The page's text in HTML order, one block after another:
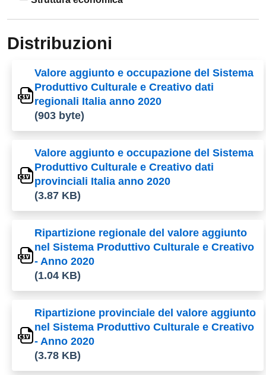
Distribuzioni
Valore aggiunto e occupazione del Sistema
Produttivo Culturale e Creativo dati
regionali Italia anno 2020
(903 byte)
Valore aggiunto e occupazione del Sistema
Produttivo Culturale e Creativo dati
provinciali Italia anno 2020
(3.87 KB)
Ripartizione regionale del valore aggiunto
nel Sistema Produttivo Culturale e Creativo
- Anno 2020
(1.04 KB)
Ripartizione provinciale del valore aggiunto
nel Sistema Produttivo Culturale e Creativo
- Anno 2020
(3.78 KB)